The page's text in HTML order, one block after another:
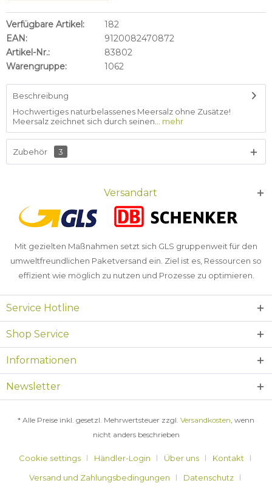
Verfügbare Artikel:
182
EAN:
9120082470872
Artikel-Nr.:
83802
Warengruppe:
1062
Beschreibung
Hochwertiges naturbelassenes Meersalz ohne Zusätze!
Meersalz zeichnet sich durch seinen...
mehr
Zubehör 3
Versandart
Mit gezielten Maßnahmen setzt sich GLS gruppenweit für den
umweltfreundlichen Paketversand ein. Ziel ist es, Ressourcen so
effizient wie möglich zu nutzen und Prozesse zu optimieren.
Service Hotline
Shop Service
Informationen
Newsletter
* Alle Preise inkl. gesetzl. Mehrwertsteuer zzgl. Versandkosten, wenn
nicht anders beschrieben
Cookie settings Händler-Login Über uns
Kontakt
Versand und Zahlungsbedingungen
Datenschutz